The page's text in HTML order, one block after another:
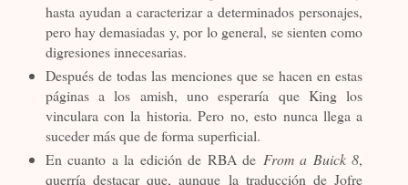
hasta ayudan a caracterizar a determinados personajes,
pero hay demasiadas y, por lo general, se sienten como
digresiones innecesarias.
Después de todas las menciones que se hacen en estas
páginas a los amish, uno esperaría que King los
vinculara con la historia. Pero no, esto nunca llega a
suceder más que de forma superficial.
En cuanto a la edición de RBA de From a Buick 8,
querría destacar que, aunque la traducción de Jofre